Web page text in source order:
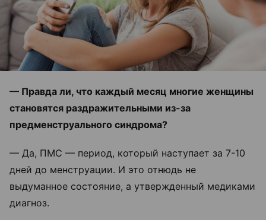
— Правда ли, что каждый месяц многие женщины
становятся раздражительными из-за
предменструального синдрома?
— Да, ПМС — период, который наступает за 7-10
дней до менструации. И это отнюдь не
выдуманное состояние, а утвержденный медиками
диагноз.